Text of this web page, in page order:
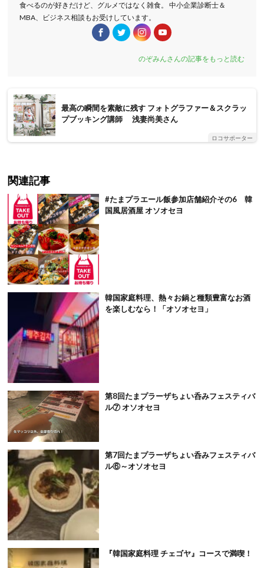
食べるのが好きだけど、グルメではなく雑食。 中小企業診断士＆
MBA、ビジネス相談もお受けしています。
のぞみんさんの記事をもっと読む
最高の瞬間を素敵に残す フォトグラファー＆スクラッ
プブッキング講師 浅妻尚美さん
ロコサポーター
関連記事
#たまプラエール飯参加店舗紹介その6 韓
国風居酒屋 オソオセヨ
韓国家庭料理、熱々お鍋と種類豊富なお酒
を楽しむなら！「オソオセヨ」
第8回たまプラーザちょい呑みフェスティバ
ル⑦ オソオセヨ
第7回たまプラーザちょい呑みフェスティバ
ル⑥～オソオセヨ
『韓国家庭料理 チェゴヤ』コースで満喫！